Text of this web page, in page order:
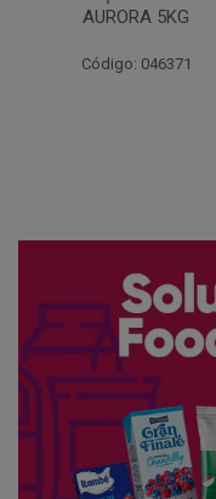
FATIADO PAKAN 200G
Código: 061522